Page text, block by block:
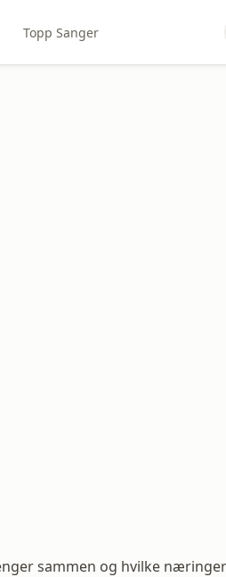
Topp Sanger
sammen og hvilke næringer